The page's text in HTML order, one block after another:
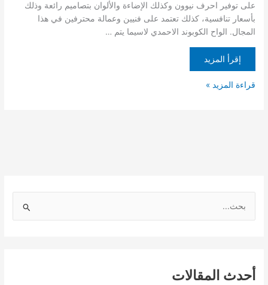
على توفير احرف نيوون وكذلك الإضاءة والألوان بتصاميم رائعة وذلك
بأسعار تنافسية، كذلك تعتمد على فنيين وعمالة محترفين في هذا
المجال. الواح الكوبوند الاحمدي لاسيما يتم …
إقرأ المزيد
قراءة المزيد »
ث
أحدث المقالات